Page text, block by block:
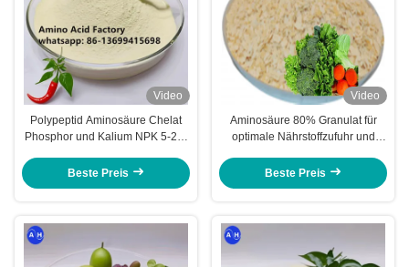
Video
Polypeptid Aminosäure Chelat
Phosphor und Kalium NPK 5-20-
Nährstoffaufnahme und
Beste Preis
Video
Aminosäure 80% Granulat für
optimale Nährstoffzufuhr und
Beste Preis